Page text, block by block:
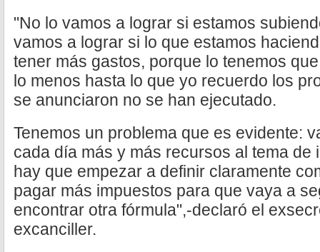
"No lo vamos a lograr si estamos
vamos a lograr si lo que estamos
tener más gastos, porque lo tenemos
lo menos hasta lo que yo recuerdo los
se anunciaron no se han ejecutado.
Tenemos un problema que es evidente:
cada día más y más recursos al tema de
hay que empezar a definir claramente
pagar más impuestos para que vaya a
encontrar otra fórmula",-declaró el
excanciller.